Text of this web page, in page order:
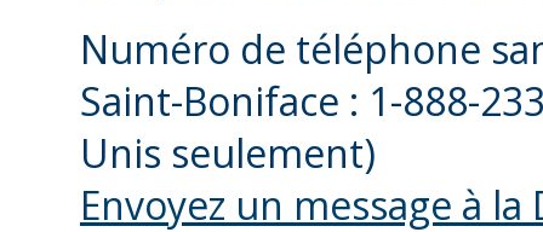
Numéro de téléphone
Saint-Boniface : 1-888-
Unis seulement)
Envoyez un message à la